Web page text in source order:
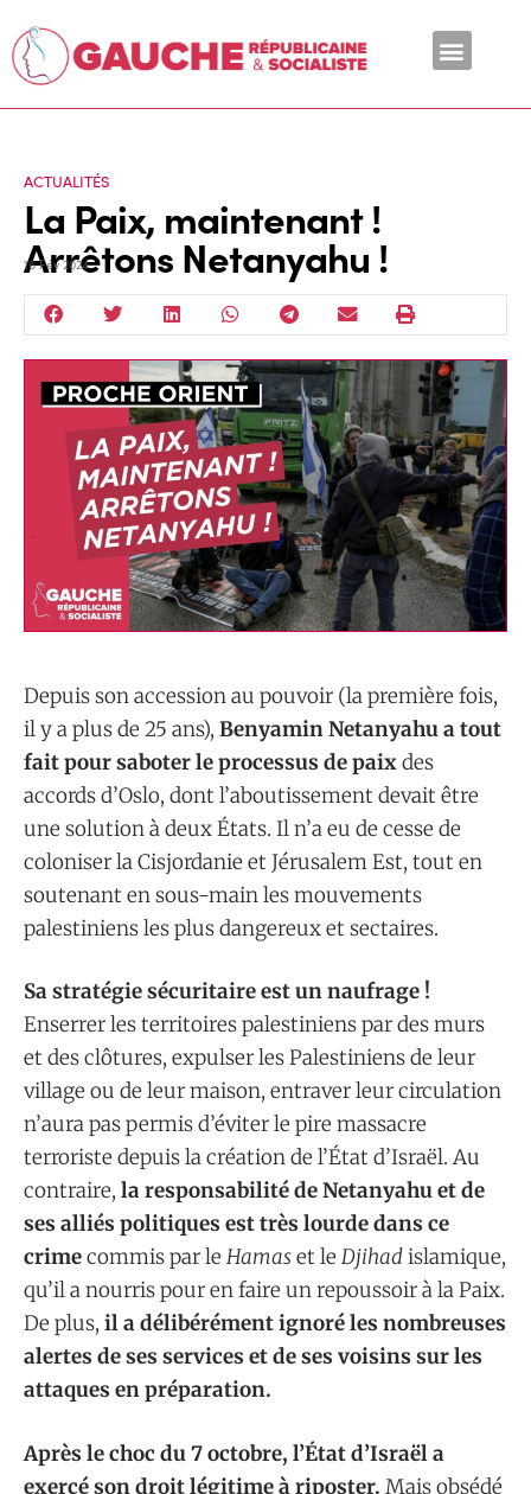
ACTUALITÉS
La Paix, maintenant !
Arrêtons Netanyahu !
16 Fév 2024
Depuis son accession au pouvoir (la première fois,
il y a plus de 25 ans), Benyamin Netanyahu a tout
fait pour saboter le processus de paixdes
accords d’Oslo, dont l’aboutissement devait être
une solution à deux États. Il n’a eu de cesse de
coloniser la Cisjordanie et Jérusalem Est, tout en
soutenant en sous-main les mouvements
palestiniens les plus dangereux et sectaires.
Sa stratégie sécuritaire est un naufrage !
Enserrer les territoires palestiniens par des murs
et des clôtures, expulser les Palestiniens de leur
village ou de leur maison, entraver leur circulation
n’aura pas permis d’éviter le pire massacre
terroriste depuis la création de l’État d’Israël. Au
contraire, la responsabilité de Netanyahu et de
ses alliés politiques est très lourde dans ce
crimecommis par le Hamaset le Djihadislamique,
qu’il a nourris pour en faire un repoussoir à la Paix.
De plus, il a délibérément ignoré les nombreuses
alertes de ses services et de ses voisins sur les
attaques en préparation.
Après le choc du 7 octobre, l’État d’Israël a
exercé son droit légitime à riposter. Mais obsédé